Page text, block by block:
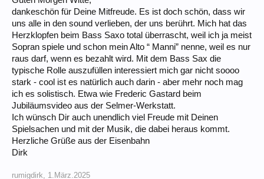
dankeschön für Deine Mitfreude. Es ist doch schön, dass wir
uns alle in den sound verlieben, der uns berührt. Mich hat das
Herzklopfen beim Bass Saxo total überrascht, weil ich ja meist
Sopran spiele und schon mein Alto “ Manni” nenne, weil es nur
raus darf, wenn es bezahlt wird. Mit dem Bass Sax die
typische Rolle auszufüllen interessiert mich gar nicht soooo
stark - cool ist es natürlich auch darin - aber mehr noch mag
ich es solistisch. Etwa wie Frederic Gastard beim
Jubiläumsvideo aus der Selmer-Werkstatt.
Ich wünsch Dir auch unendlich viel Freude mit Deinen
Spielsachen und mit der Musik, die dabei heraus kommt.
Herzliche Grüße aus der Eisenbahn
Dirk
rumigdirk 1.März.2025